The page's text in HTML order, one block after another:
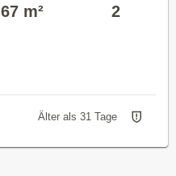
67 m² 2
Älter als 31 Tage